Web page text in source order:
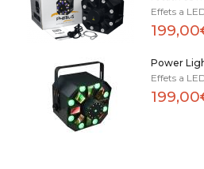
Effets a
Power
Effets a